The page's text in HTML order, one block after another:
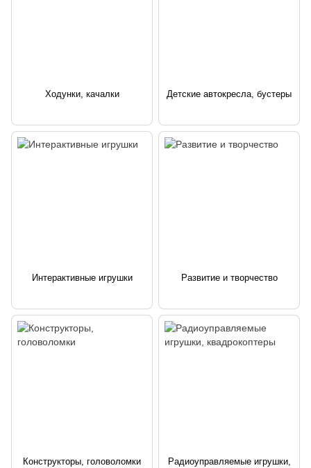
Ходунки, качалки Детские автокресла, бустеры
Интерактивные игрушки Развитие и творчество
Конструкторы, головоломки
Радиоуправляемые игрушки,